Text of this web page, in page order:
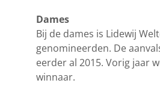
Dames
Bij de dames is Lidewij
genomineerden. De
eerder al 2015. Vorig jaar
winnaar.